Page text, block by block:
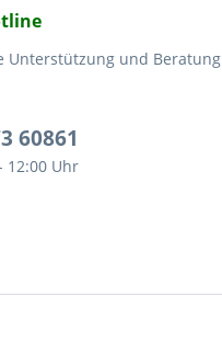
Unterstützung und Beratung
60861
12:00 Uhr